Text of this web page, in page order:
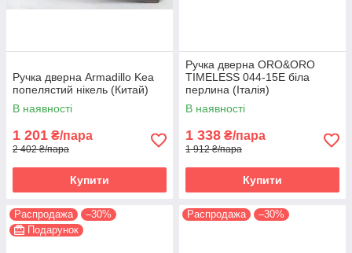
Ручка дверна Armadillo Kea
попелястий нікель (Китай)
В наявності
1 201 ₴/пара
2 402 ₴/пара
Купити
Ручка дверна ORO&ORO
TIMELESS 044-15E біла
перлина (Італія)
В наявності
1 338 ₴/пара
1 912 ₴/пара
Купити
Распродажа
–30%
Подарунок
Распродажа –30%